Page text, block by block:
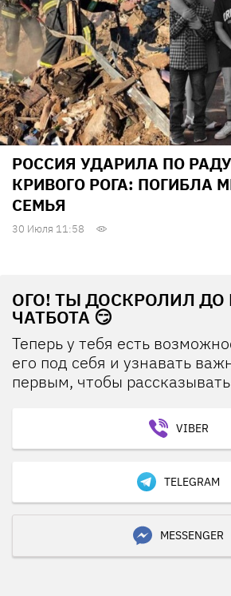
РОССИЯ УДАРИЛА ПО
КРИВОГО РОГА: ПОГИБЛА
СЕМЬЯ
30 Июля 11:58
ОГО! ТЫ ДОСКРОЛИЛ ДО
ЧАТБОТА 😏
Теперь у тебя есть
его под себя и узнавать
первым, чтобы
VIBER
TELEGRAM
MESSENGER